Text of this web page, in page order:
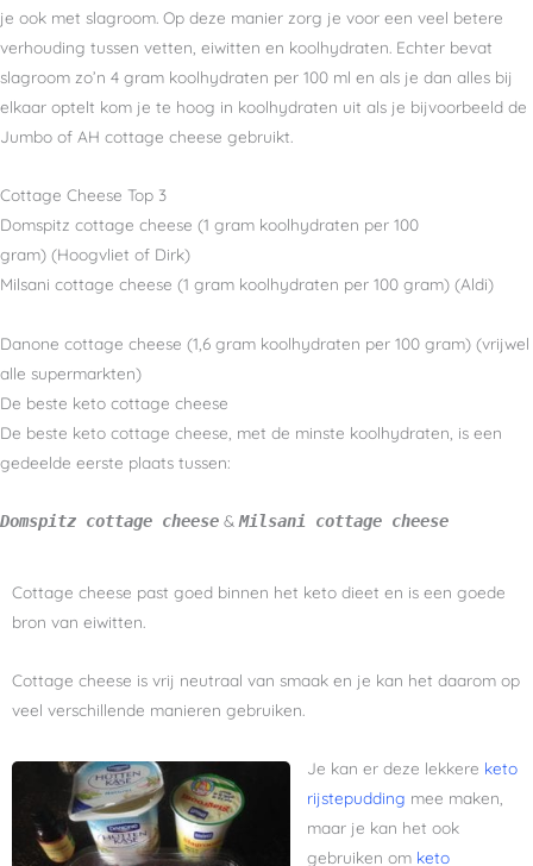
je ook met slagroom. Op deze manier zorg je voor een veel betere
verhouding tussen vetten, eiwitten en koolhydraten. Echter bevat
slagroom zo’n 4 gram koolhydraten per 100 ml en als je dan alles bij
elkaar optelt kom je te hoog in koolhydraten uit als je bijvoorbeeld de
Jumbo of AH cottage cheese gebruikt.
Cottage Cheese Top 3
Domspitz cottage cheese (1 gram koolhydraten per 100
gram) (Hoogvliet of Dirk)
Milsani cottage cheese (1 gram koolhydraten per 100 gram) (Aldi)
Danone cottage cheese (1,6 gram koolhydraten per 100 gram) (vrijwel
alle supermarkten)
De beste keto cottage cheese
De beste keto cottage cheese, met de minste koolhydraten, is een
gedeelde eerste plaats tussen:
Domspitz cottage cheese & Milsani cottage cheese
Cottage cheese past goed binnen het keto dieet en is een goede
bron van eiwitten.
Cottage cheese is vrij neutraal van smaak en je kan het daarom op
veel verschillende manieren gebruiken.
Je kan er deze lekkere keto
rijstepudding mee maken,
maar je kan het ook
gebruiken om keto